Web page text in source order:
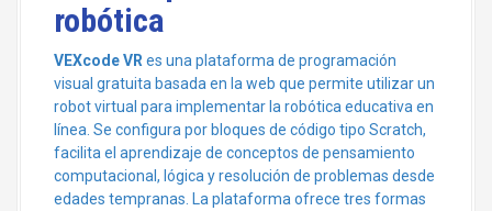
robótica
VEXcode VR es una plataforma de programación
visual gratuita basada en la web que permite utilizar un
robot virtual para implementar la robótica educativa en
línea. Se configura por bloques de código tipo Scratch,
facilita el aprendizaje de conceptos de pensamiento
computacional, lógica y resolución de problemas desde
edades tempranas. La plataforma ofrece tres formas